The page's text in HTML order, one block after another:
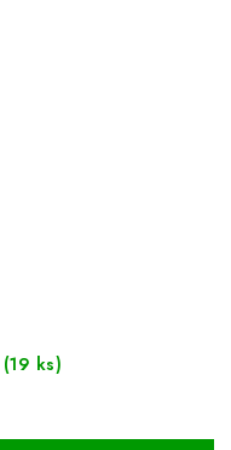
(19 ks)